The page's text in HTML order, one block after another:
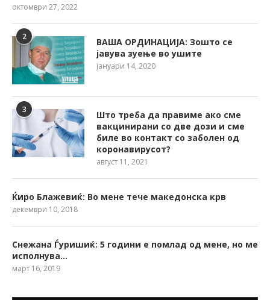
октомври 27, 2022
2
ВАША ОРДИНАЦИЈА: Зошто се
јавува зуење во ушите
јануари 14, 2020
3
Што треба да правиме ако сме
вакцинирани со две дози и сме
биле во контакт со заболен од
коронавирусот?
август 11, 2021
Ќиро Блажевиќ: Во мене тече македонска крв
декември 10, 2018
Снежана Ѓуришиќ: 5 години е помлад од мене, но ме
исполнува…
март 16, 2019